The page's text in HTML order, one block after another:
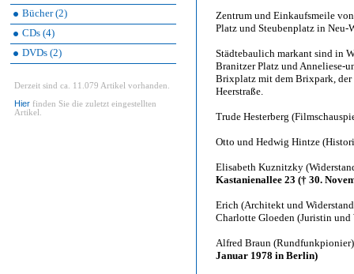
Bücher (2)
CDs (4)
DVDs (2)
Derzeit sind ca. 11.079 Artikel vorhanden.
Hier finden Sie die zuletzt eingestellten
Artikel.
Zentrum und Einkaufsmeile
Platz und Steubenplatz in Neu-
Städtebaulich markant sind in
Branitzer Platz und Anneliese-
Brixplatz mit dem Brixpark, der
Heerstraße.
Trude Hesterberg
Otto und Hedwig Hintze
Elisabeth Kuznitzky
Kastanienallee 23 († 30.
Erich (Architekt und
Charlotte Gloeden (Juristin
Alfred Braun
Januar 1978 in Berlin)